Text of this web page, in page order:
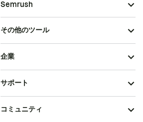
Semrush
その他のツール
企業
サポート
コミュニティ